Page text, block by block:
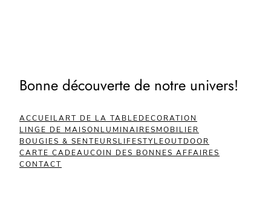
Bonne découverte de notre univers!
ACCUEILART DE LA TABLEDECORATION
LINGE DE MAISON LUMINAIRESMOBILIER
BOUGIES & SENTEURSLIFESTYLEOUTDOOR
CARTE CADEAUCOIN DES BONNES AFFAIRES
CONTACT